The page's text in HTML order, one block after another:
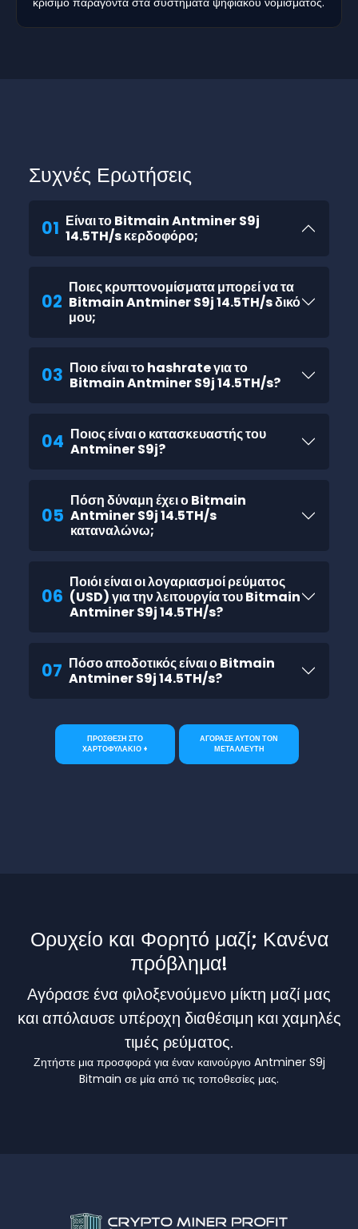
Συχνές Ερωτήσεις
01 Είναι το Bitmain Antminer S9j
14.5TH/s κερδοφόρο;
02
Ποιες κρυπτονομίσματα μπορεί να τα
Bitmain Antminer S9j 14.5TH/s δικό
μου;
03 Ποιο είναι το hashrate για το
Bitmain Antminer S9j 14.5TH/s?
04 Ποιος είναι ο κατασκευαστής του
Antminer S9j?
05
Πόση δύναμη έχει ο Bitmain
Antminer S9j 14.5TH/s
καταναλώνω;
06
Ποιόι είναι οι λογαριασμοί ρεύματος
(USD) για την λειτουργία του Bitmain
Antminer S9j 14.5TH/s?
07 Πόσο αποδοτικός είναι ο Bitmain
Antminer S9j 14.5TH/s?
ΠΡΟΣΘΕΣΗ ΣΤΟ
ΧΑΡΤΟΦΥΛΑΚΙΟ +
ΑΓΟΡΑΣΕ ΑΥΤΟΝ ΤΟΝ
ΜΕΤΑΛΛΕΥΤΗ
Ορυχείο και Φορητό μαζί; Κανένα
πρόβλημα!
Αγόρασε ένα φιλοξενούμενο μίκτη μαζί μας
και απόλαυσε υπέροχη διαθέσιμη και χαμηλές
τιμές ρεύματος.
Ζητήστε μια προσφορά για έναν καινούργιο Antminer S9j
Bitmain σε μία από τις τοποθεσίες μας.